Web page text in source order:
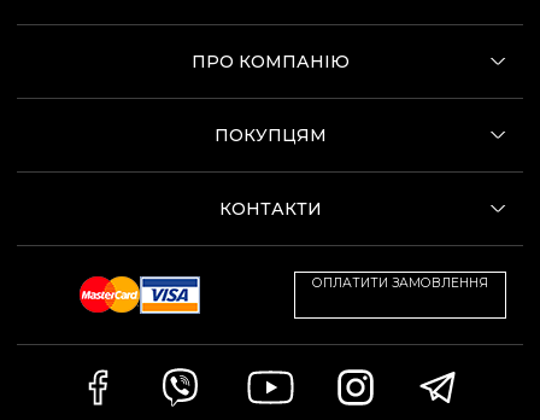
ПРО КОМПАНІЮ
ПОКУПЦЯМ
КОНТАКТИ
ОПЛАТИТИ ЗАМОВЛЕННЯ